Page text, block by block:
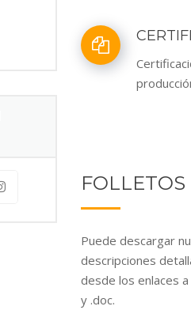
FOLLETOS
Puede descargar
descripciones
desde los enlaces
y .doc.